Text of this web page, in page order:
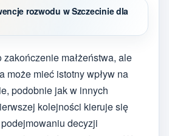
rozwodu w Szczecinie dla
małżeństwa, ale
może mieć istotny wpływ na
podobnie jak w innych
kolejności kieruje się
decyzji